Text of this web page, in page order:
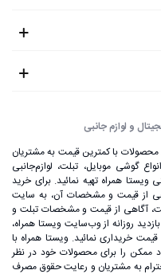
و لوازم جانبی
محصولات با کمترین قیمت به مشتریان
گوشی موبایل، تبلت، لوازم‌جانبی
ویستا همراه تهیه نمائید. برای خرید
از قیمت و مشخصات آن، به ‌سایت
آگاهی از قیمت و مشخصات تبلت و
روزانه از وب‌سایت ویستا همراه،
خریداری نمائید. ویستا همراه با
را برای محصولات خود در نظر
به مشتریان و رعایت حقوق مصرف